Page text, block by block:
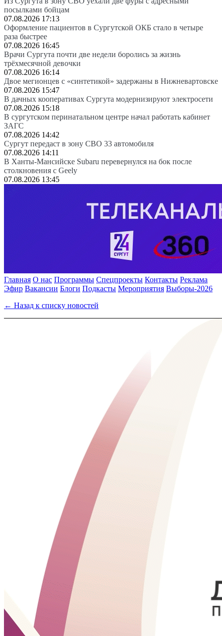
посылками бойцам
07.08.2026 17:13
Оформление пациентов в Сургутской ОКБ стало в четыре
раза быстрее
07.08.2026 16:45
Врачи Сургута почти две недели боролись за жизнь
трёхмесячной девочки
07.08.2026 16:14
Двое мегионцев с «синтетикой» задержаны в Нижневартовске
07.08.2026 15:47
В дачных кооперативах Сургута модернизируют электросети
07.08.2026 15:18
В сургутском перинатальном центре начал работать кабинет
ЗАГС
07.08.2026 14:42
Сургут передаст в зону СВО 33 автомобиля
07.08.2026 14:11
В Ханты-Мансийске Subaru перевернулся на бок после
столкновения с Geely
07.08.2026 13:45
Главная О нас Программы Спецпроекты Контакты Реклама
Эфир Вакансии Блоги Подкасты Мероприятия Выборы-2026
← Назад к списку новостей